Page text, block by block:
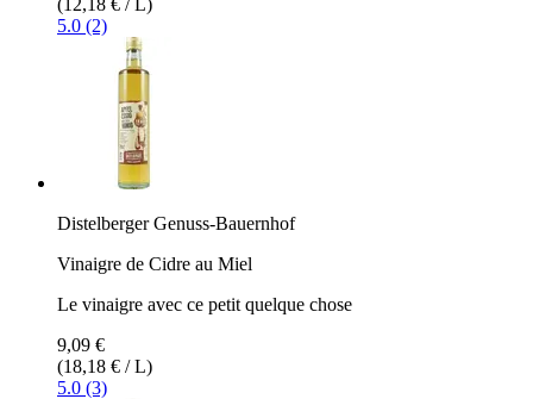
5.0 (2)
Distelberger Genuss-Bauernhof
Vinaigre de Cidre au Miel
Le vinaigre avec ce petit quelque chose
9,09 €
(18,18 € / L)
5.0 (3)